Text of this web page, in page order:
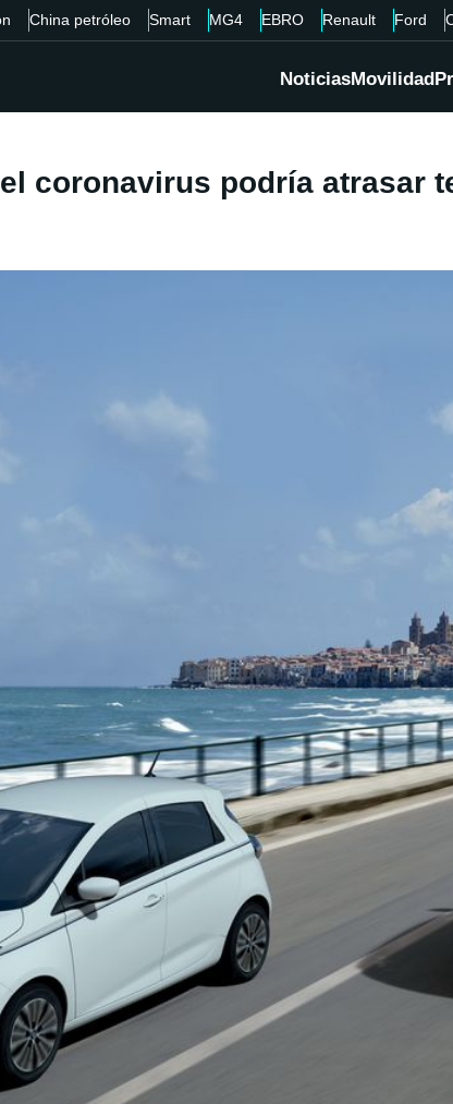
China petróleo Smart MG4 EBRO Renault Ford
NoticiasMovilidad
coronavirus podría atrasar